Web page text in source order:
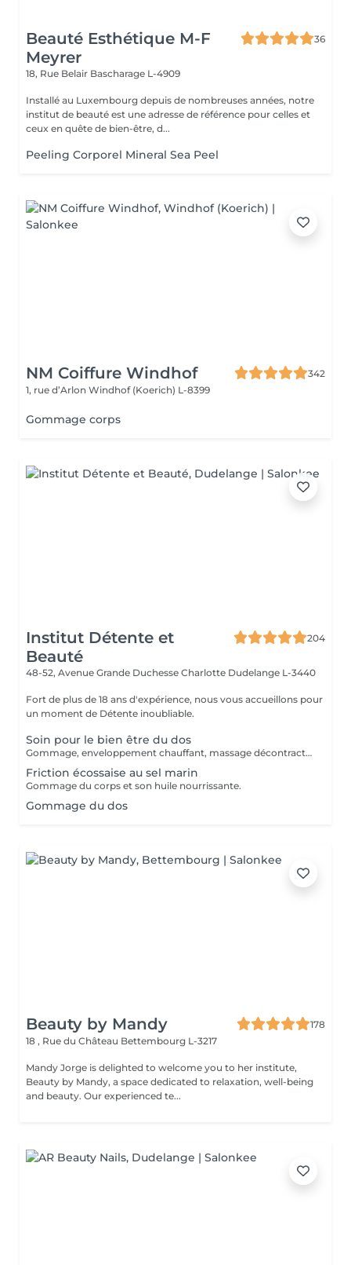
Beauté Esthétique M-F
Meyrer
36
18, Rue Belair Bascharage L-4909
Installé au Luxembourg depuis de nombreuses années, notre
institut de beauté est une adresse de référence pour celles et
ceux en quête de bien-être, d...
Peeling Corporel Mineral Sea Peel
NM Coiffure Windhof
342
1, rue d’Arlon Windhof (Koerich) L-8399
Gommage corps
Institut Détente et
Beauté
204
48-52, Avenue Grande Duchesse Charlotte Dudelange L-3440
Fort de plus de 18 ans d'expérience, nous vous accueillons pour
un moment de Détente inoubliable.
Soin pour le bien être du dos
Gommage, enveloppement chauffant, massage décontractant.
Friction écossaise au sel marin
Gommage du corps et son huile nourrissante.
Gommage du dos
Beauty by Mandy
178
18 , Rue du Château Bettembourg L-3217
Mandy Jorge is delighted to welcome you to her institute,
Beauty by Mandy, a space dedicated to relaxation, well-being
and beauty. Our experienced te...